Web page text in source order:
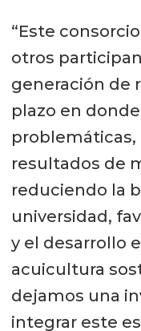
“Este
otros
generación de
plazo en
problemáticas,
resultados de
reduciendo la
universidad,
y el desarrollo
acuicultura
dejamos una
integrar este